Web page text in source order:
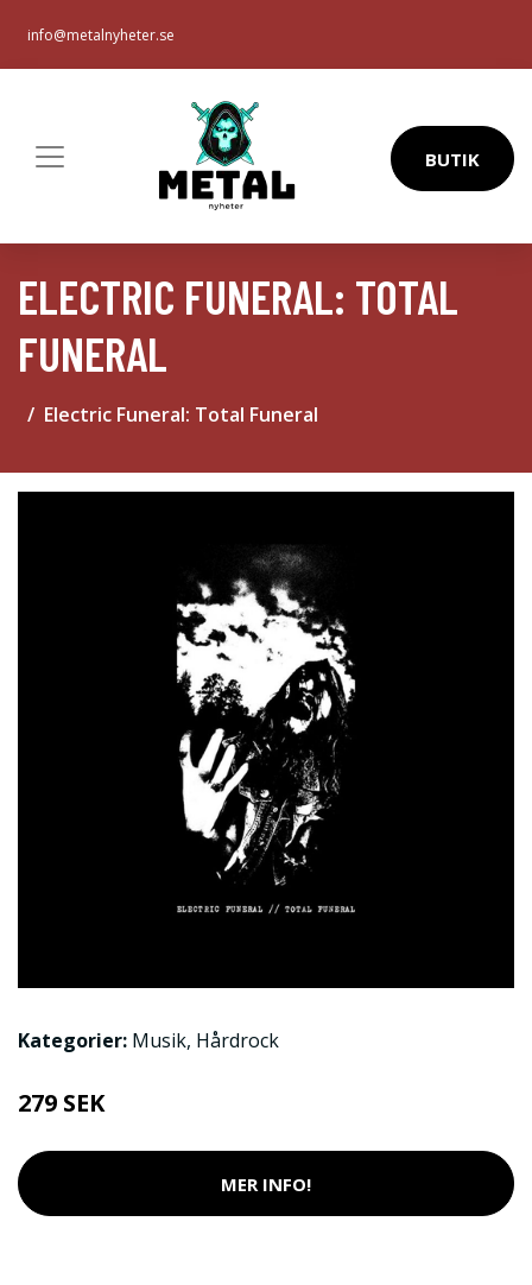
info@metalnyheter.se
BUTIK
ELECTRIC FUNERAL: TOTAL
FUNERAL
Electric Funeral: Total Funeral
Kategorier: Musik, Hårdrock
279 SEK
MER INFO!